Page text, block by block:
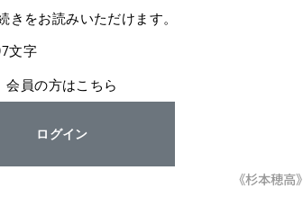
をお読みいただけます。
文字
会員の方はこちら
ログイン
《杉本穂高》